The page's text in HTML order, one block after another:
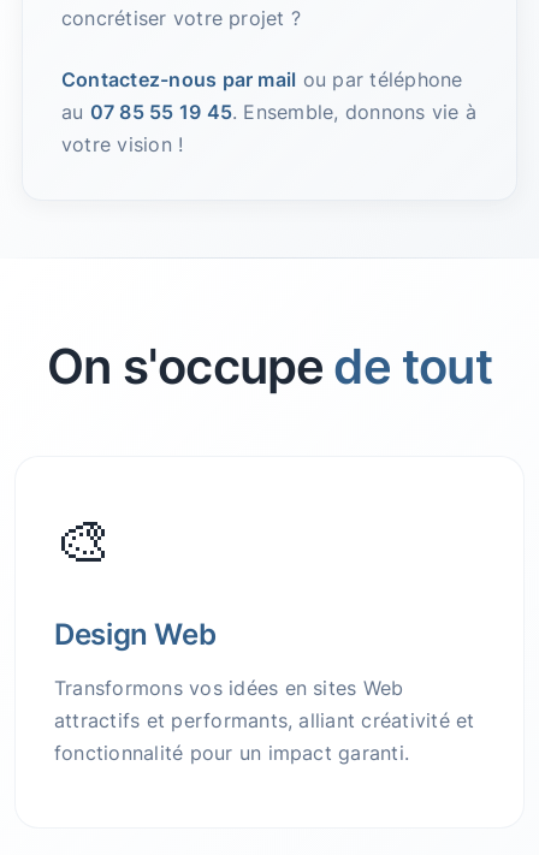
concrétiser votre projet ?
Contactez-nous par mail ou par téléphone
au 07 85 55 19 45. Ensemble, donnons vie à
votre vision !
On s'occupe de tout
🎨
Design Web
Transformons vos idées en sites Web
attractifs et performants, alliant créativité et
fonctionnalité pour un impact garanti.